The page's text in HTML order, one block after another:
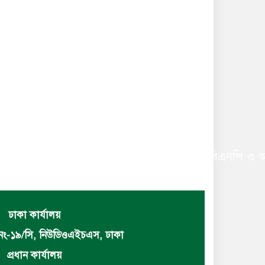
ছাত্রলীগের সাধারণ সম্পাদক নির্বাচিত করায় বিএনপি
ঢাকা কার্যালয়
১৯/সি, নিউডিওএইচএস, ঢাকা
প্রধান কার্যালয়